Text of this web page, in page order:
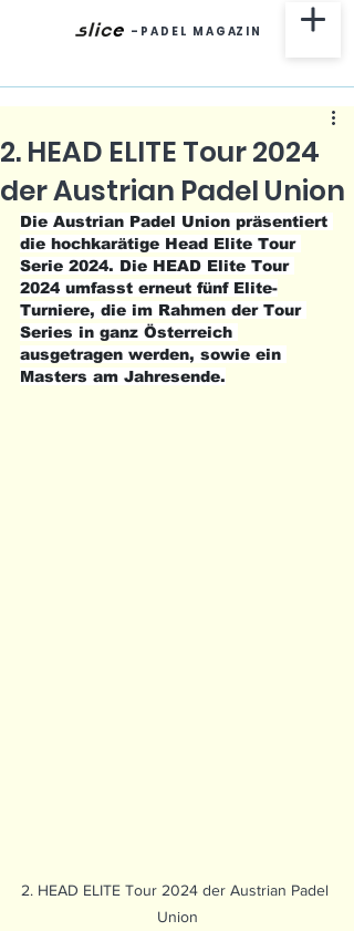
- P A D E L M A G AZ I N
2. HEAD ELITE Tour 2024
der Austrian Padel Union
Die Austrian Padel Union präsentiert
die hochkarätige Head Elite Tour
Serie 2024. Die HEAD Elite Tour
2024 umfasst erneut fünf Elite-
Turniere, die im Rahmen der Tour
Series in ganz Österreich
ausgetragen werden, sowie ein
Masters am Jahresende.
2. HEAD ELITE Tour 2024 der Austrian Padel
Union